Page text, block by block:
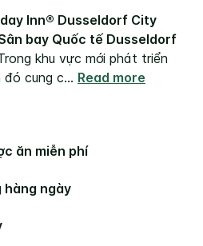
Inn® Dusseldorf City
bay Quốc tế Dusseldorf
khu vực mới phát triển
đó cung c... Read more
ăn miễn phí
hàng ngày